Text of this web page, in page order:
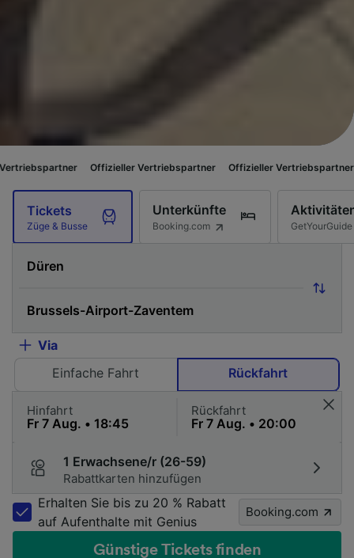
Offizieller Vertriebspartner Offizieller Vertriebspartner
Tickets
Züge & Busse
Unterkünfte
Booking.com GetYourGuide
Via
Einfache Fahrt
Rückfahrt
Hinfahrt Rückfahrt
1 Erwachsene/r (26-59)
Rabattkarten hinzufügen
Erhalten Sie bis zu 20 % Rabatt
auf Aufenthalte mit Genius
Booking.com
Günstige Tickets finden